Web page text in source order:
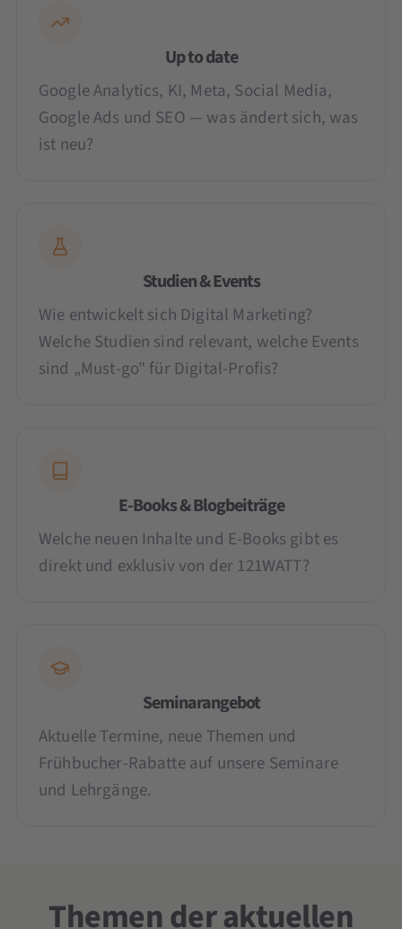
Up to date
Google Analytics, KI, Meta, Social Media,
Google Ads und SEO — was ändert sich, was
ist neu?
Studien & Events
Wie entwickelt sich Digital Marketing?
Welche Studien sind relevant, welche Events
sind „Must-go" für Digital-Profis?
E-Books & Blogbeiträge
Welche neuen Inhalte und E-Books gibt es
direkt und exklusiv von der 121WATT?
Seminarangebot
Aktuelle Termine, neue Themen und
Frühbucher-Rabatte auf unsere Seminare
und Lehrgänge.
Themen der aktuellen